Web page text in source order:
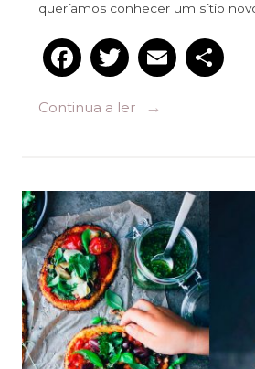
queríamos conhecer um sítio
Facebook
Twitter
Email
Continua a ler →